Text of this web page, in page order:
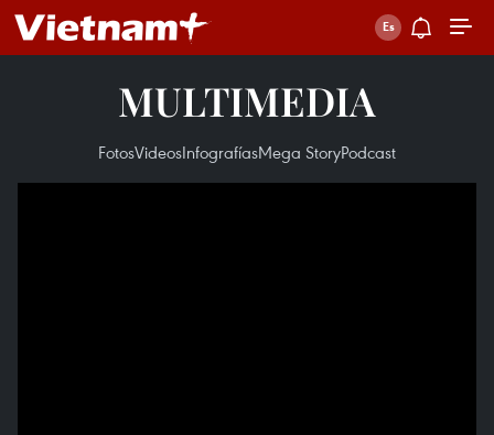
MULTIMEDIA
FotosVideosInfografíasMega StoryPodcast